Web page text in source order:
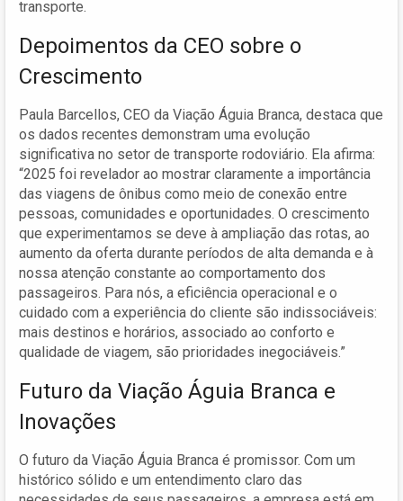
transporte.
Depoimentos da CEO sobre o
Crescimento
Paula Barcellos, CEO da Viação Águia Branca, destaca que
os dados recentes demonstram uma evolução
significativa no setor de transporte rodoviário. Ela afirma:
“2025 foi revelador ao mostrar claramente a importância
das viagens de ônibus como meio de conexão entre
pessoas, comunidades e oportunidades. O crescimento
que experimentamos se deve à ampliação das rotas, ao
aumento da oferta durante períodos de alta demanda e à
nossa atenção constante ao comportamento dos
passageiros. Para nós, a eficiência operacional e o
cuidado com a experiência do cliente são indissociáveis:
mais destinos e horários, associado ao conforto e
qualidade de viagem, são prioridades inegociáveis.”
Futuro da Viação Águia Branca e
Inovações
O futuro da Viação Águia Branca é promissor. Com um
histórico sólido e um entendimento claro das